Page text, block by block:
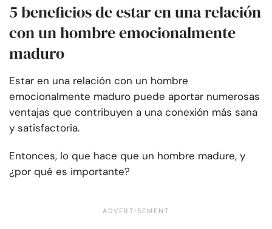
5 beneficios de estar en una relación
con un hombre emocionalmente
maduro
Estar en una relación con un hombre
emocionalmente maduro puede aportar numerosas
ventajas que contribuyen a una conexión más sana
y satisfactoria.
Entonces, lo que hace que un hombre madure, y
¿por qué es importante?